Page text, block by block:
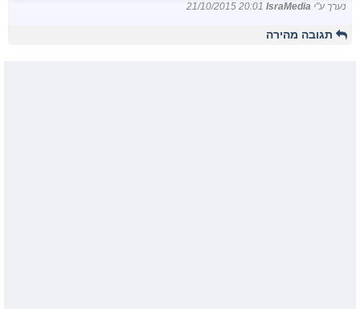
נערך ע"י IsraMedia
21/10/2015 20:01
תגובה מהירה